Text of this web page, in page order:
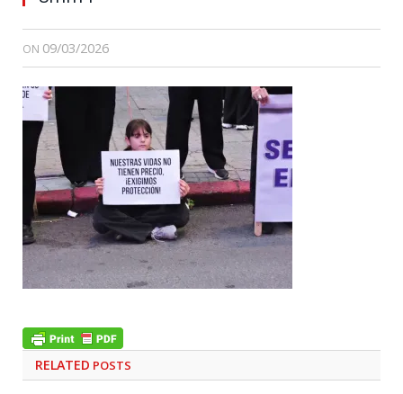
ON 09/03/2026
RELATED POSTS